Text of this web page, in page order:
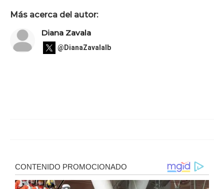
Más acerca del autor:
Diana Zavala
@DianaZavalaIb